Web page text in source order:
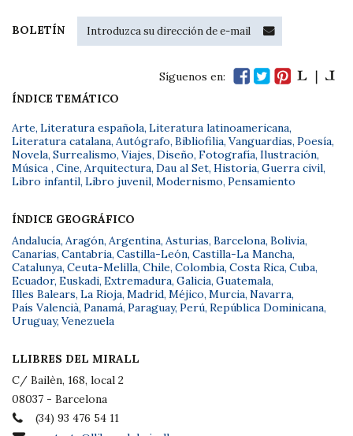
BOLETÍN
Síguenos en:
ÍNDICE TEMÁTICO
Arte, Literatura española, Literatura latinoamericana,
Literatura catalana, Autógrafo, Bibliofilia, Vanguardias, Poesía,
Novela, Surrealismo, Viajes, Diseño, Fotografía, Ilustración,
Música , Cine, Arquitectura, Dau al Set, Historia, Guerra civil,
Libro infantil, Libro juvenil, Modernismo, Pensamiento
ÍNDICE GEOGRÁFICO
Andalucía, Aragón, Argentina, Asturias, Barcelona, Bolivia,
Canarias, Cantabria, Castilla-León, Castilla-La Mancha,
Catalunya, Ceuta-Melilla, Chile, Colombia, Costa Rica, Cuba,
Ecuador, Euskadi, Extremadura, Galicia, Guatemala,
Illes Balears, La Rioja, Madrid, Méjico, Murcia, Navarra,
País Valencià, Panamá, Paraguay, Perú, República Dominicana,
Uruguay, Venezuela
LLIBRES DEL MIRALL
C/ Bailèn, 168, local 2
08037 - Barcelona
(34) 93 476 54 11